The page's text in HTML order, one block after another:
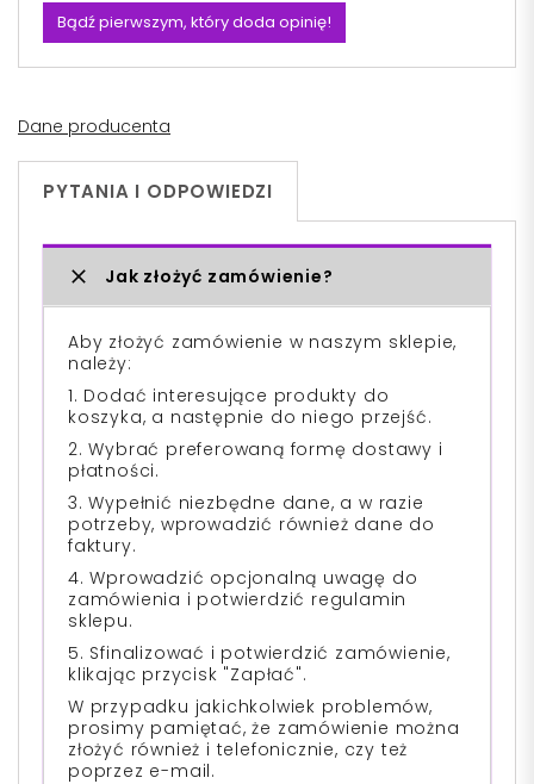
Bądź pierwszym, który doda opinię!
Dane producenta
PYTANIA I ODPOWIEDZI
Jak złożyć zamówienie?
Aby złożyć zamówienie w naszym sklepie,
należy:
1. Dodać interesujące produkty do
koszyka, a następnie do niego przejść.
2. Wybrać preferowaną formę dostawy i
płatności.
3. Wypełnić niezbędne dane, a w razie
potrzeby, wprowadzić również dane do
faktury.
4. Wprowadzić opcjonalną uwagę do
zamówienia i potwierdzić regulamin
sklepu.
5. Sfinalizować i potwierdzić zamówienie,
klikając przycisk "Zapłać".
W przypadku jakichkolwiek problemów,
prosimy pamiętać, że zamówienie można
złożyć również i telefonicznie, czy też
poprzez e-mail.